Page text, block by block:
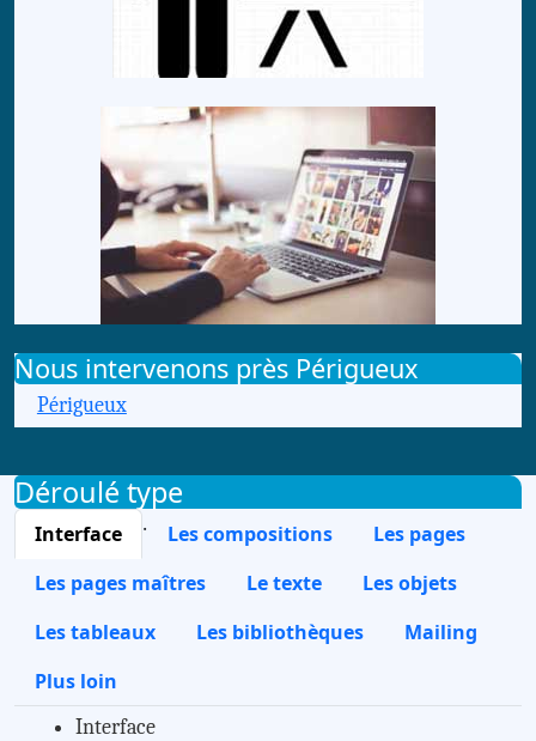
Nous intervenons près Périgueux
Périgueux
Déroulé type
Interface . Les compositions
Les pages
Les pages maîtres
Le texte
Les objets
Les tableaux
Les bibliothèques
Mailing
Plus loin
Interface